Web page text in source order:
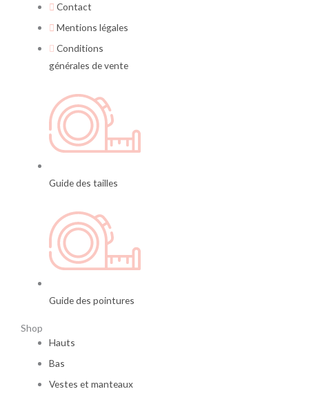
Contact
Mentions légales
Conditions
générales de vente
Guide des tailles
Guide des pointures
Shop
Hauts
Bas
Vestes et manteaux